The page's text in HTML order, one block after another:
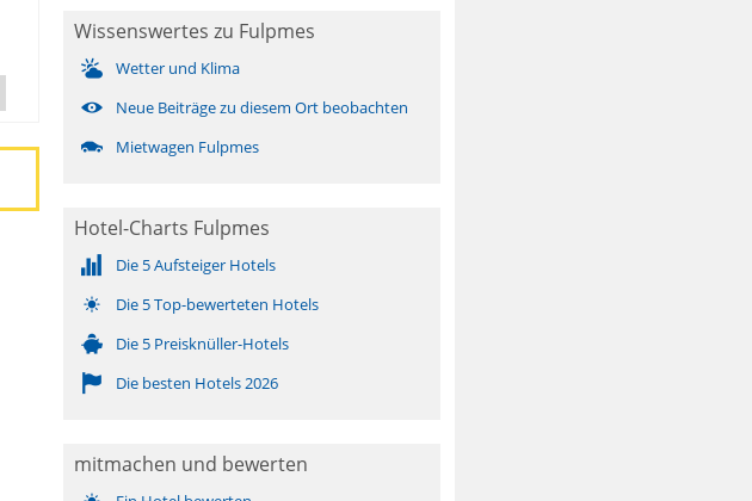
Wissenswertes zu Fulpmes
Wetter und Klima
Neue Beiträge zu diesem Ort beobachten
Mietwagen Fulpmes
Hotel-Charts Fulpmes
Die 5 Aufsteiger Hotels
Die 5 Top-bewerteten Hotels
Die 5 Preisknüller-Hotels
Die besten Hotels 2026
mitmachen und bewerten